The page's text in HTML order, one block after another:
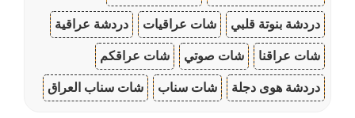
دردشة بنوتة قلبي شات عراقيات دردشة عراقية
شات عراقنا شات صوتي شات عراقكم
دردشة هوى دجلة شات سناب شات سناب العراق